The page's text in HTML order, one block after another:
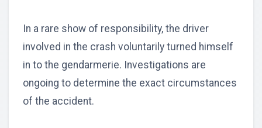
In a rare show of responsibility, the driver
involved in the crash voluntarily turned himself
in to the gendarmerie. Investigations are
ongoing to determine the exact circumstances
of the accident.